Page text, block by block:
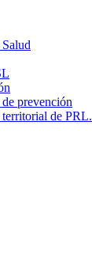
prevención
territorial de PRL.